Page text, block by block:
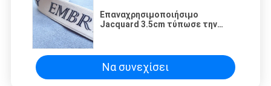
Επαναχρησιμοποιήσιμο
Jacquard 3.5cm τύπωσε την
Να συνεχίσει